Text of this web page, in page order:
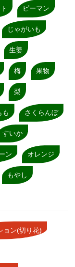
ピーマン
じゃがいも
生姜
梅 果物
梨
も さくらんぼ
すいか
ン オレンジ
もやし
ョン(切り花)